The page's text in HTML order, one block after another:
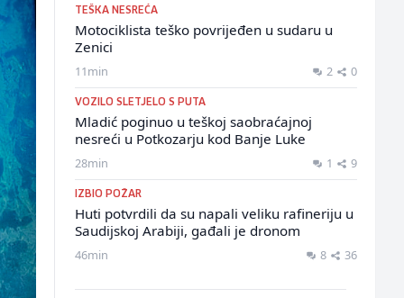
TEŠKA NESREĆA
Motociklista teško povrijeđen u sudaru u
Zenici
11min 2 0
VOZILO SLETJELO S PUTA
Mladić poginuo u teškoj saobraćajnoj
nesreći u Potkozarju kod Banje Luke
28min 1 9
IZBIO POŽAR
Huti potvrdili da su napali veliku rafineriju u
Saudijskoj Arabiji, gađali je dronom
46min 8 36